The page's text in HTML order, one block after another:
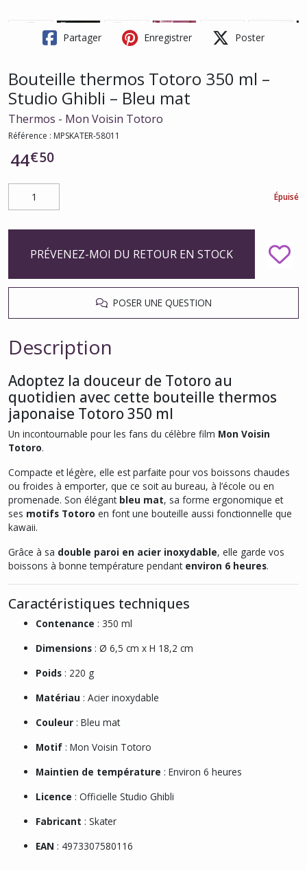
Partager Enregistrer Poster
Bouteille thermos Totoro 350 ml –
Studio Ghibli – Bleu mat
Thermos - Mon Voisin Totoro
Référence : MPSKATER-58011
44€50
Épuisé
PRÉVENEZ-MOI DU RETOUR EN STOCK
POSER UNE QUESTION
Description
Adoptez la douceur de Totoro au
quotidien avec cette bouteille thermos
japonaise Totoro 350 ml
Un incontournable pour les fans du célèbre film Mon Voisin
Totoro.
Compacte et légère, elle est parfaite pour vos boissons chaudes
ou froides à emporter, que ce soit au bureau, à l’école ou en
promenade. Son élégant bleu mat, sa forme ergonomique et
ses motifs Totoro en font une bouteille aussi fonctionnelle que
kawaii.
Grâce à sa double paroi en acier inoxydable, elle garde vos
boissons à bonne température pendant environ 6 heures.
Caractéristiques techniques
Contenance : 350 ml
Dimensions : Ø 6,5 cm x H 18,2 cm
Poids : 220 g
Matériau : Acier inoxydable
Couleur : Bleu mat
Motif : Mon Voisin Totoro
Maintien de température : Environ 6 heures
Licence : Officielle Studio Ghibli
Fabricant : Skater
EAN : 4973307580116